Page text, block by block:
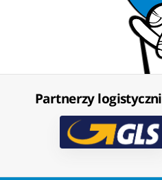
Partnerzy logistyczni